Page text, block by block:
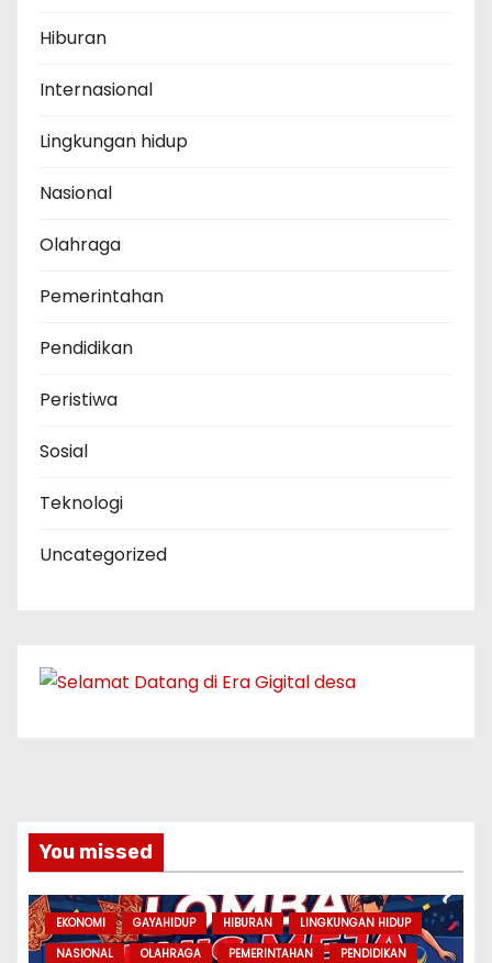
Hiburan
Internasional
Lingkungan hidup
Nasional
Olahraga
Pemerintahan
Pendidikan
Peristiwa
Sosial
Teknologi
Uncategorized
You missed
EKONOMI GAYAHIDUP HIBURAN
LINGKUNGAN HIDUP
NASIONAL
OLAHRAGA PEMERINTAHAN
PENDIDIKAN